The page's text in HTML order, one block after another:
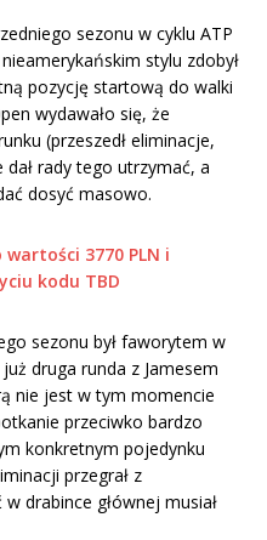
sezonu w cyklu ATP
stylu zdobył
pozycję startową do walki
wydawało się, że
(przeszedł eliminacje,
dał rady tego utrzymać, a
dosyć masowo.
3770 PLN i
kodu TBD
sezonu był faworytem w
druga runda z Jamesem
nie jest w tym momencie
przeciwko bardzo
konkretnym pojedynku
przegrał z
drabince głównej musiał